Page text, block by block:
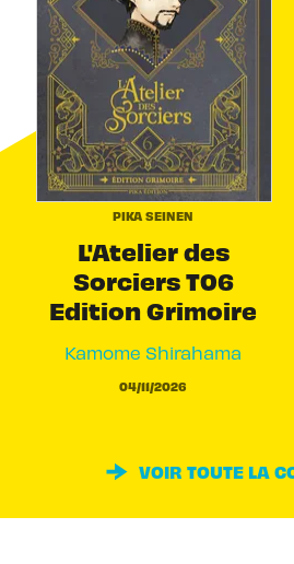
PIKA SEINEN
L'Atelier des
Sorciers T06
Edition Grimoire
Kamome Shirahama
04/11/2026
VOIR TOUTE LA